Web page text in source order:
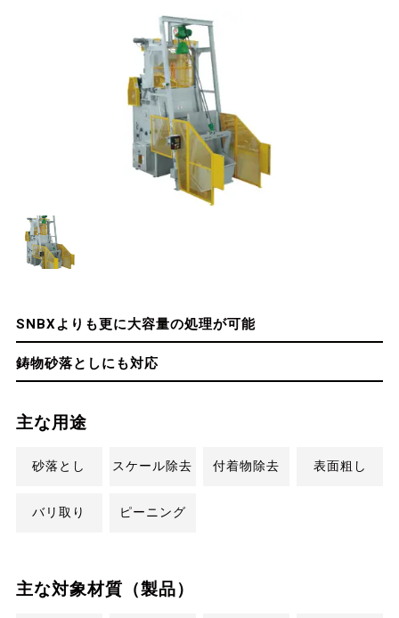
SNBXよりも更に大容量の処理が可能
鋳物砂落としにも対応
主な用途
砂落とし スケール除去 付着物除去 表面粗し
バリ取り ピーニング
主な対象材質（製品）